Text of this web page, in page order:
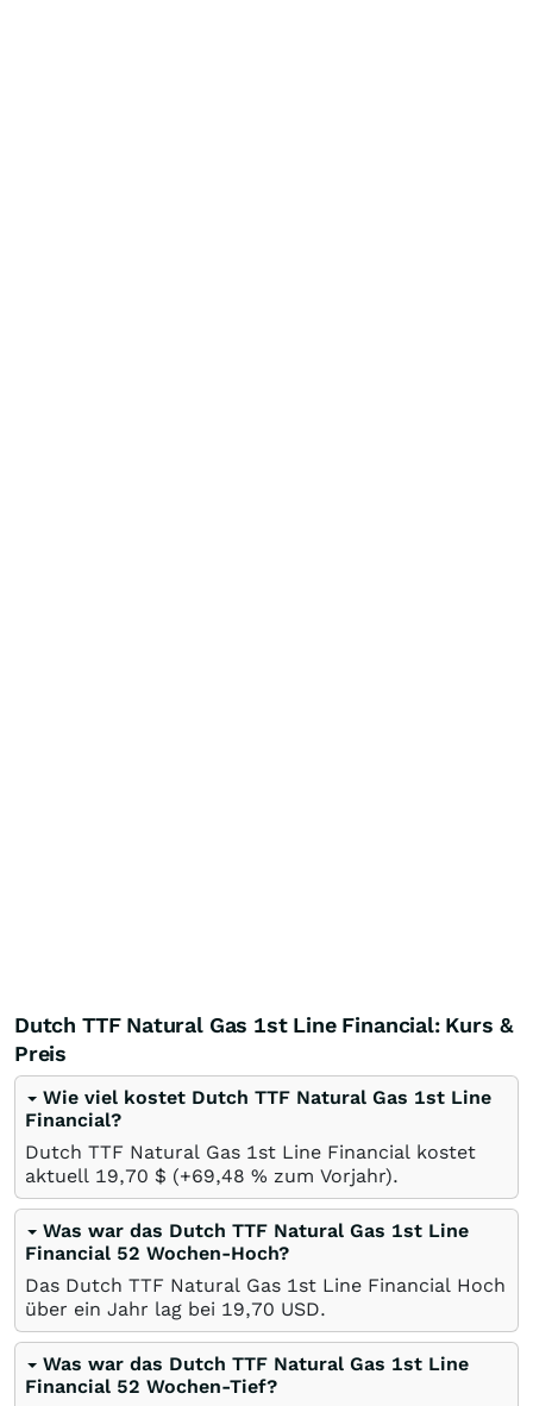
Dutch TTF Natural Gas 1st Line Financial: Kurs &
Preis
Wie viel kostet Dutch TTF Natural Gas 1st Line
Financial?
Dutch TTF Natural Gas 1st Line Financial kostet
aktuell 19,70 $ (+69,48 % zum Vorjahr).
Was war das Dutch TTF Natural Gas 1st Line
Financial 52 Wochen-Hoch?
Das Dutch TTF Natural Gas 1st Line Financial Hoch
über ein Jahr lag bei 19,70 USD.
Was war das Dutch TTF Natural Gas 1st Line
Financial 52 Wochen-Tief?